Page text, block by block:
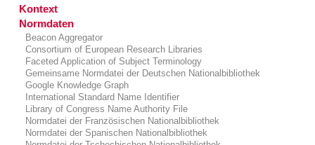
Kontext
Normdaten
Beacon Aggregator
Consortium of European Research Libraries
Faceted Application of Subject Terminology
Gemeinsame Normdatei der Deutschen Nationalbibliothek
Google Knowledge Graph
International Standard Name Identifier
Library of Congress Name Authority File
Normdatei der Französischen Nationalbibliothek
Normdatei der Spanischen Nationalbibliothek